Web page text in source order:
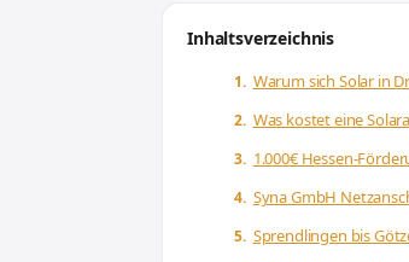
Inhaltsverzeichnis
Warum sich Solar in
Was kostet eine
1.000€ Hessen-
Syna GmbH
Sprendlingen bis